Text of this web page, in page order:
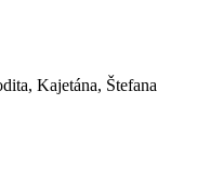
Kajetána, Štefana